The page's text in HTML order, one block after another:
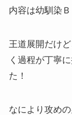
内容は幼馴染Ｂ
王道展開だけ
く過程が丁寧
た！
なにより攻め